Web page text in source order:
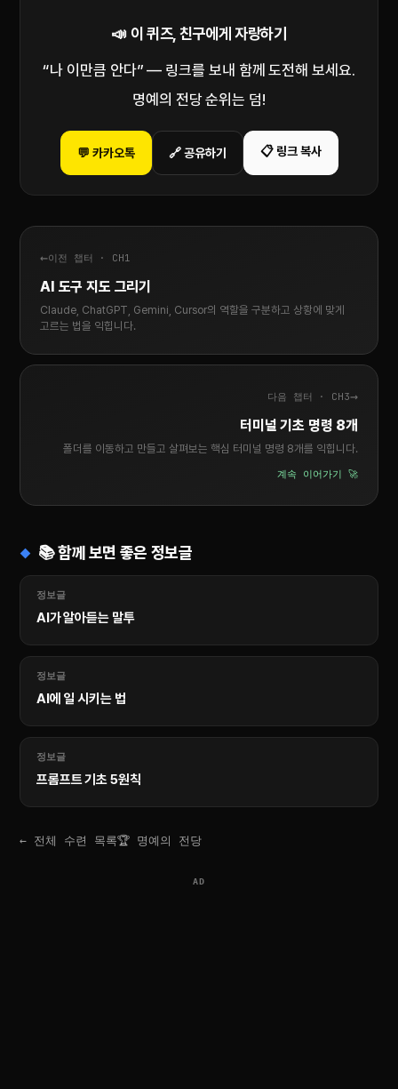
📣 이 퀴즈, 친구에게 자랑하기
“나 이만큼 안다” — 링크를 보내 함께 도전해 보세요.
명예의 전당 순위는 덤!
💬 카카오톡 🔗 공유하기 📋 링크 복사
←이전 챕터 · CH1
AI 도구 지도 그리기
Claude, ChatGPT, Gemini, Cursor의 역할을 구분하고 상황에 맞게
고르는 법을 익힙니다.
다음 챕터 · CH3→
터미널 기초 명령 8개
폴더를 이동하고 만들고 살펴보는 핵심 터미널 명령 8개를 익힙니다.
계속 이어가기 🚀
📚 함께 보면 좋은 정보글
정보글
AI가 알아듣는 말투
정보글
AI에 일 시키는 법
정보글
프롬프트 기초 5원칙
← 전체 수련 목록🏆 명예의 전당
AD